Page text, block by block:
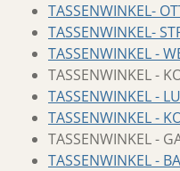
TASSENWINKEL-
TASSENWINKEL-
TASSENWINKEL -
TASSENWINKEL -
TASSENWINKEL -
TASSENWINKEL -
TASSENWINKEL -
TASSENWINKEL -